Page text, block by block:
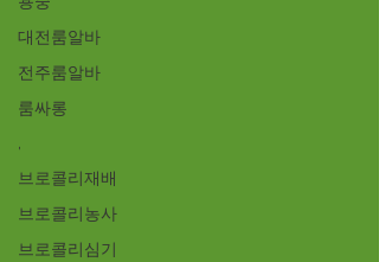
대전룸알바
전주룸알바
룸싸롱
,
브로콜리재배
브로콜리농사
브로콜리심기